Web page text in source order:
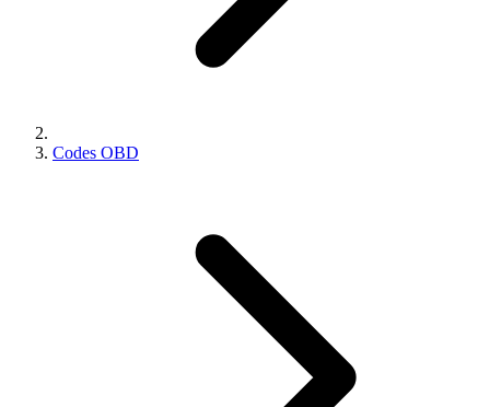
Codes OBD